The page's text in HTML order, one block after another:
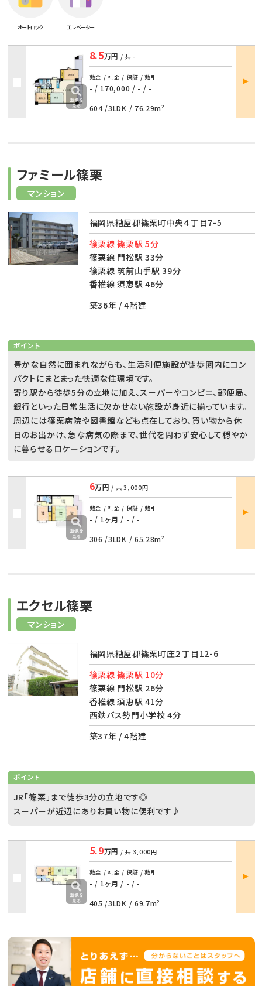
オートロック エレベーター
8.5万円 / 共 -
敷金 / 礼金 / 保証 / 敷引
- / 170,000 / - / -
604 /3LDK / 76.29m²
部屋
詳細
マンション
ファミール篠栗
福岡県糟屋郡篠栗町中央４丁目7-5
篠栗線 篠栗駅 5分
篠栗線 門松駅 33分
篠栗線 筑前山手駅 39分
香椎線 須恵駅 46分
築36年 / 4階建
ポイント
豊かな自然に囲まれながらも、生活利便施設が徒歩圏内にコン
パクトにまとまった快適な住環境です。
寄り駅から徒歩5分の立地に加え、スーパーやコンビニ、郵便局、
銀行といった日常生活に欠かせない施設が身近に揃っています。
周辺には篠栗病院や図書館なども点在しており、買い物から休
日のお出かけ、急な病気の際まで、世代を問わず安心して穏やか
に暮らせるロケーションです。
6万円 / 共3,000円
敷金 / 礼金 / 保証 / 敷引
- / 1ヶ月 / - / -
306 /3LDK / 65.28m²
部屋
詳細
マンション
エクセル篠栗
福岡県糟屋郡篠栗町庄２丁目12-6
篠栗線 篠栗駅 10分
篠栗線 門松駅 26分
香椎線 須恵駅 41分
西鉄バス勢門小学校 4分
築37年 / 4階建
ポイント
JR「篠栗」まで徒歩3分の立地です◎
スーパーが近辺にありお買い物に便利です♪
5.9万円 / 共 3,000円
敷金 / 礼金 / 保証 / 敷引
- / 1ヶ月 / - / -
405 /3LDK / 69.7m²
部屋
詳細